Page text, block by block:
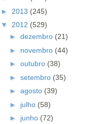
► 2013 (245)
▼ 2012 (529)
► dezembro (21)
► novembro (44)
► outubro (38)
► setembro (35)
► agosto (39)
► julho (58)
► junho (72)